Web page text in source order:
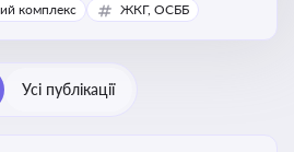
споживача. Це важливо для
енергії та стимулювання
джерел
комплекс ЖКГ, ОСББ
Усі публікації